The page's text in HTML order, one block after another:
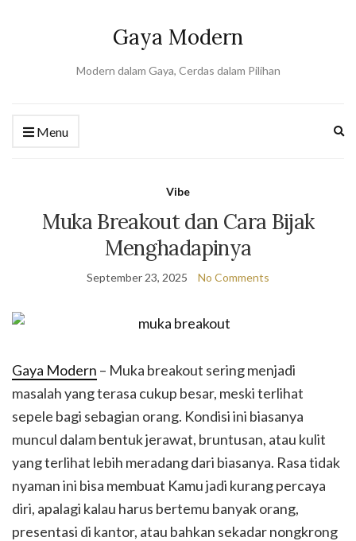
Gaya Modern
Modern dalam Gaya, Cerdas dalam Pilihan
Menu
Vibe
Muka Breakout dan Cara Bijak
Menghadapinya
September 23, 2025 No Comments
Gaya Modern – Muka breakout sering menjadi
masalah yang terasa cukup besar, meski terlihat
sepele bagi sebagian orang. Kondisi ini biasanya
muncul dalam bentuk jerawat, bruntusan, atau kulit
yang terlihat lebih meradang dari biasanya. Rasa tidak
nyaman ini bisa membuat Kamu jadi kurang percaya
diri, apalagi kalau harus bertemu banyak orang,
presentasi di kantor, atau bahkan sekadar nongkrong